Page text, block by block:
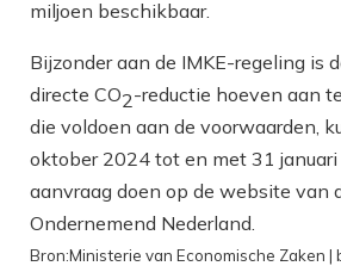
miljoen beschikbaar.
Bijzonder aan de IMKE-regeling is
directe CO2-reductie hoeven aan
die voldoen aan de voorwaarden,
oktober 2024 tot en met 31
aanvraag doen op de website van
Ondernemend Nederland.
Bron:Ministerie van Economische Zaken